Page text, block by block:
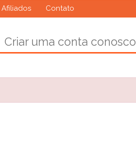
Afiliados Contato
Criar uma conta conosco